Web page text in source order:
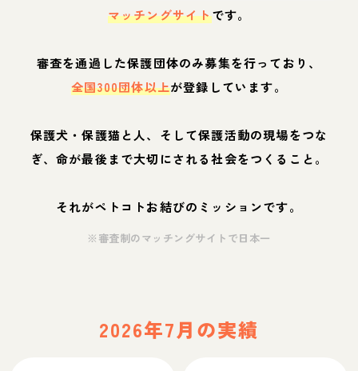
マッチングサイトです。
審査を通過した保護団体のみ募集を行っており、
全国300団体以上が登録しています。
保護犬・保護猫と人、そして保護活動の現場をつな
ぎ、命が最後まで大切にされる社会をつくること。
それがペトコトお結びのミッションです。
※審査制のマッチングサイトで日本一
2026年7月の実績